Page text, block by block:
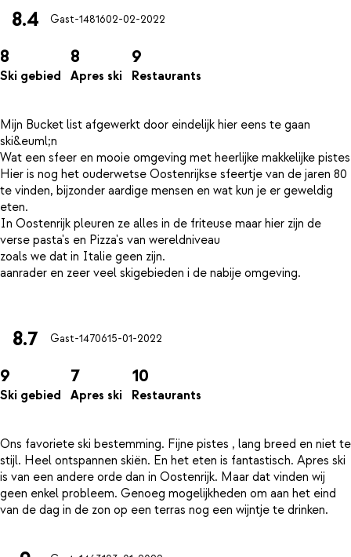
8.4 Gast-1481602-02-2022
8
Ski gebied
8
Apres ski
9
Restaurants
Mijn Bucket list afgewerkt door eindelijk hier eens te gaan
ski&euml;n
Wat een sfeer en mooie omgeving met heerlijke makkelijke pistes
Hier is nog het ouderwetse Oostenrijkse sfeertje van de jaren 80
te vinden, bijzonder aardige mensen en wat kun je er geweldig
eten.
In Oostenrijk pleuren ze alles in de friteuse maar hier zijn de
verse pasta's en Pizza's van wereldniveau
zoals we dat in Italie geen zijn.
aanrader en zeer veel skigebieden i de nabije omgeving.
8.7 Gast-1470615-01-2022
9
Ski gebied
7
Apres ski
10
Restaurants
Ons favoriete ski bestemming. Fijne pistes , lang breed en niet te
stijl. Heel ontspannen skiën. En het eten is fantastisch. Apres ski
is van een andere orde dan in Oostenrijk. Maar dat vinden wij
geen enkel probleem. Genoeg mogelijkheden om aan het eind